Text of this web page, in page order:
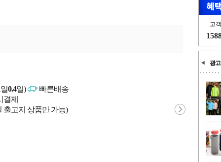
고
광고
0.4일)
빠른배송
결제
출고지 상품만 가능)